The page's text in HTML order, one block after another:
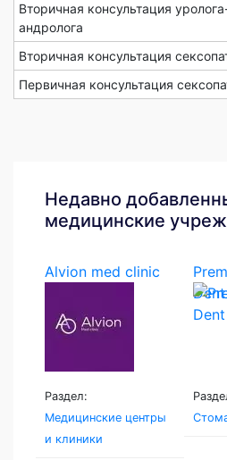
Вторичная консультация
андролога
Вторичная консультация
Первичная консультация
Недавно
медицинские
Alvion med clinic
Раздел:
Медицинские центры
и клиники
Dent